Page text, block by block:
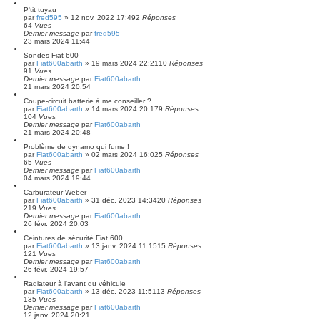
P'tit tuyau
parfred595 » 12 nov. 2022 17:492 Réponses
64 Vues
Dernier message parfred595
23 mars 2024 11:44
Sondes Fiat 600
parFiat600abarth » 19 mars 2024 22:21 10 Réponses
91 Vues
Dernier message parFiat600abarth
21 mars 2024 20:54
Coupe-circuit batterie à me conseiller ?
parFiat600abarth » 14 mars 2024 20:179 Réponses
104 Vues
Dernier message parFiat600abarth
21 mars 2024 20:48
Problème de dynamo qui fume !
parFiat600abarth » 02 mars 2024 16:025 Réponses
65 Vues
Dernier message parFiat600abarth
04 mars 2024 19:44
Carburateur Weber
parFiat600abarth » 31 déc. 2023 14:3420 Réponses
219 Vues
Dernier message parFiat600abarth
26 févr. 2024 20:03
Ceintures de sécurité Fiat 600
parFiat600abarth » 13 janv. 2024 11:1515 Réponses
121 Vues
Dernier message parFiat600abarth
26 févr. 2024 19:57
Radiateur à l'avant du véhicule
parFiat600abarth » 13 déc. 2023 11:51 13 Réponses
135 Vues
Dernier message parFiat600abarth
12 janv. 2024 20:21